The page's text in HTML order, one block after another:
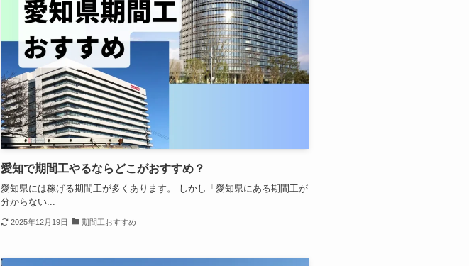
愛知で期間工やるならどこがおすすめ？
愛知県には稼げる期間工が多くあります。 しかし「愛知県にある期間工が
分からない...
2025年12月19日 期間工おすすめ